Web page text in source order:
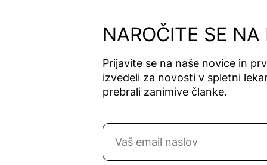
Alga Maris
Algea
Algena
Alhydran
Alkaloid
Allergika
Allergodil
NAROČITE SE NA
Prijavite se na naše novice in
izvedeli za novosti v spletni
prebrali zanimive članke.
Naročite se na novice